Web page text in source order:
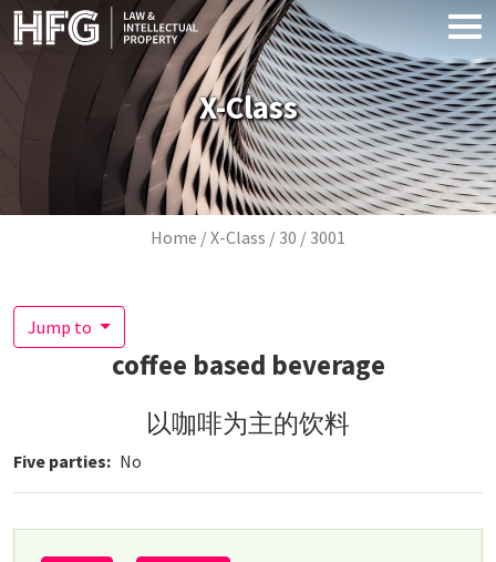
Skip to main content
X-Class
Breadcrumb
Home X-Class 30 3001
Jump to
coffee based beverage
以咖啡为主的饮料
Five parties No